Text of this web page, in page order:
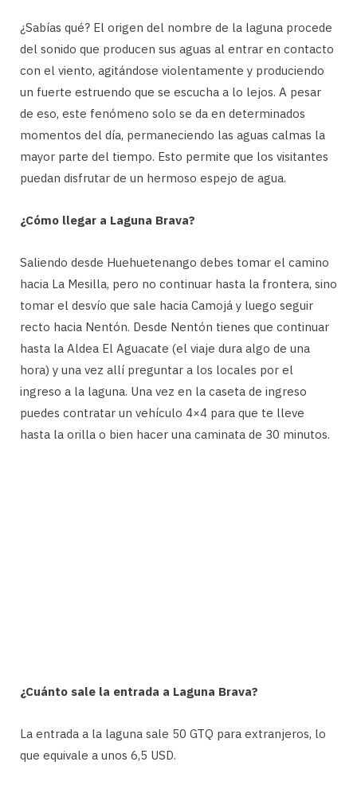
¿Sabías qué? El origen del nombre de la laguna procede
del sonido que producen sus aguas al entrar en contacto
con el viento, agitándose violentamente y produciendo
un fuerte estruendo que se escucha a lo lejos. A pesar
de eso, este fenómeno solo se da en determinados
momentos del día, permaneciendo las aguas calmas la
mayor parte del tiempo. Esto permite que los visitantes
puedan disfrutar de un hermoso espejo de agua.
¿Cómo llegar a Laguna Brava?
Saliendo desde Huehuetenango debes tomar el camino
hacia La Mesilla, pero no continuar hasta la frontera, sino
tomar el desvío que sale hacia Camojá y luego seguir
recto hacia Nentón. Desde Nentón tienes que continuar
hasta la Aldea El Aguacate (el viaje dura algo de una
hora) y una vez allí preguntar a los locales por el
ingreso a la laguna. Una vez en la caseta de ingreso
puedes contratar un vehículo 4×4 para que te lleve
hasta la orilla o bien hacer una caminata de 30 minutos.
¿Cuánto sale la entrada a Laguna Brava?
La entrada a la laguna sale 50 GTQ para extranjeros, lo
que equivale a unos 6,5 USD.